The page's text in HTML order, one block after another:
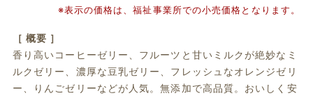
※表示の価格は、福祉事業所での小売価格となります。
［ 概要 ］
香り高いコーヒーゼリー、フルーツと甘いミルクが絶妙なミ
ルクゼリー、濃厚な豆乳ゼリー、フレッシュなオレンジゼリ
ー、りんごゼリーなどが人気。無添加で高品質。おいしく安